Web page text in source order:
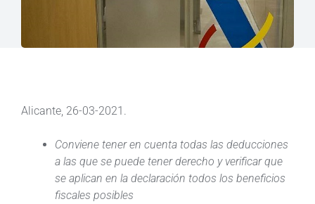
Alicante, 26-03-2021.
Conviene tener en cuenta todas las deducciones
a las que se puede tener derecho y verificar que
se aplican en la declaración todos los beneficios
fiscales posibles